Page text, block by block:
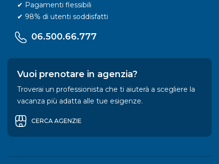
✔ Pagamenti flessibili
✔ 98% di utenti soddisfatti
06.500.66.777
Vuoi prenotare in agenzia?
Troverai un professionista che ti aiuterà a scegliere la
vacanza più adatta alle tue esigenze.
CERCA AGENZIE